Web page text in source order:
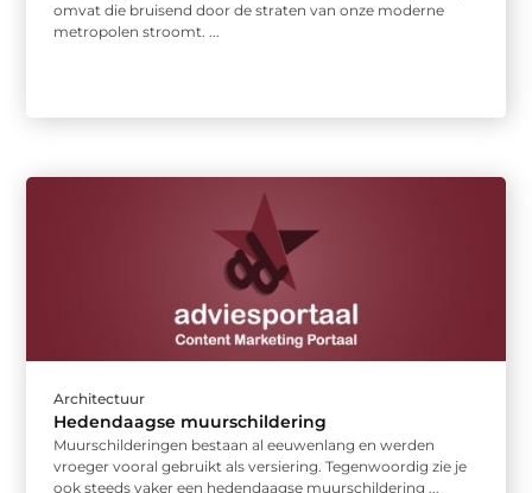
omvat die bruisend door de straten van onze moderne
metropolen stroomt. ...
Architectuur
Hedendaagse muurschildering
Muurschilderingen bestaan al eeuwenlang en werden
vroeger vooral gebruikt als versiering. Tegenwoordig zie je
ook steeds vaker een hedendaagse muurschildering ...